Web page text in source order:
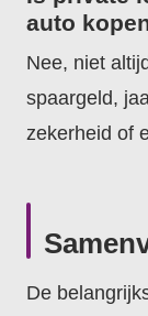
auto
Nee, niet
spaargeld,
zekerheid of
De